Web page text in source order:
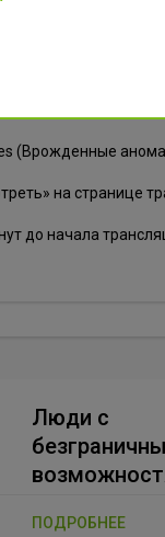
(Врожденные
на странице
до начала
Люди с
ПОДРОБНЕЕ